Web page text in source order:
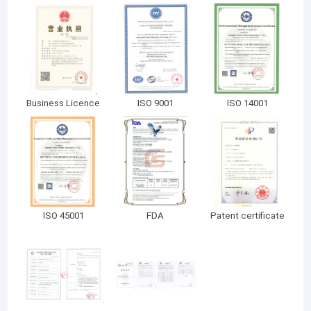
Wkład filtra do napojów
Filtry farmaceutyczne
Obudowa filtra FRP
Nowe wkłady filtrów energetycznych
Patenty Pullner
Certificates
Business Licence